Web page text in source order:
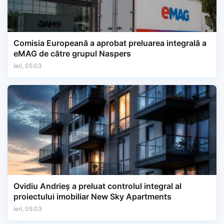
Comisia Europeană a aprobat preluarea integrală a
eMAG de către grupul Naspers
Ieri, 05:03
Ovidiu Andrieș a preluat controlul integral al
proiectului imobiliar New Sky Apartments
Ieri, 05:03